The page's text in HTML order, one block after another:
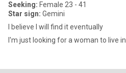
Seeking: Female 23 - 41
Star sign: Gemini
I believe I will find it eventually
I'm just looking for a woman to live